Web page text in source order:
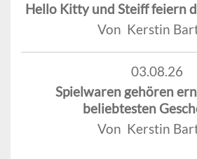
Hello Kitty und Steiff feiern
Von Kerstin
03.08.26
Spielwaren gehören
beliebtesten
Von Kerstin